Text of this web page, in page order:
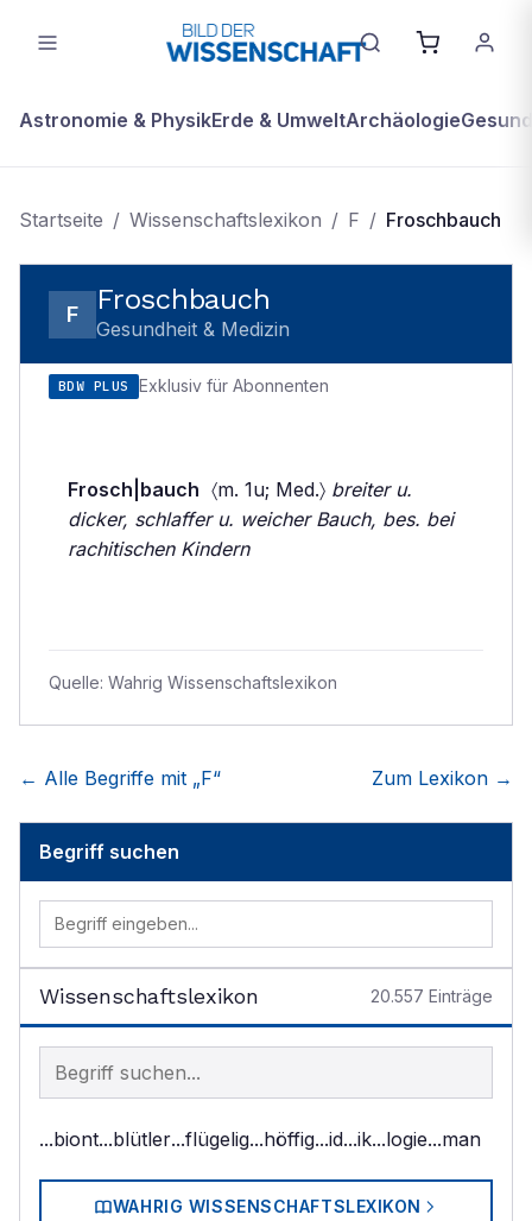
Astronomie & PhysikErde & UmweltArchäologie
Startseite / Wissenschaftslexikon / F / Froschbauch
F Froschbauch
Gesundheit & Medizin
BDW PLUS Exklusiv für Abonnenten
Frosch|bauch 〈m. 1u; Med.〉 breiter u.
dicker, schlaffer u. weicher Bauch, bes. bei
rachitischen Kindern
Quelle: Wahrig Wissenschaftslexikon
← Alle Begriffe mit „F“ Zum Lexikon →
Begriff suchen
Wissenschaftslexikon 20.557 Einträge
Begriff im Lexikon suchen
...biont...blütler...flügelig...höffig...id...ik...logie...man
WAHRIG WISSENSCHAFTSLEXIKON